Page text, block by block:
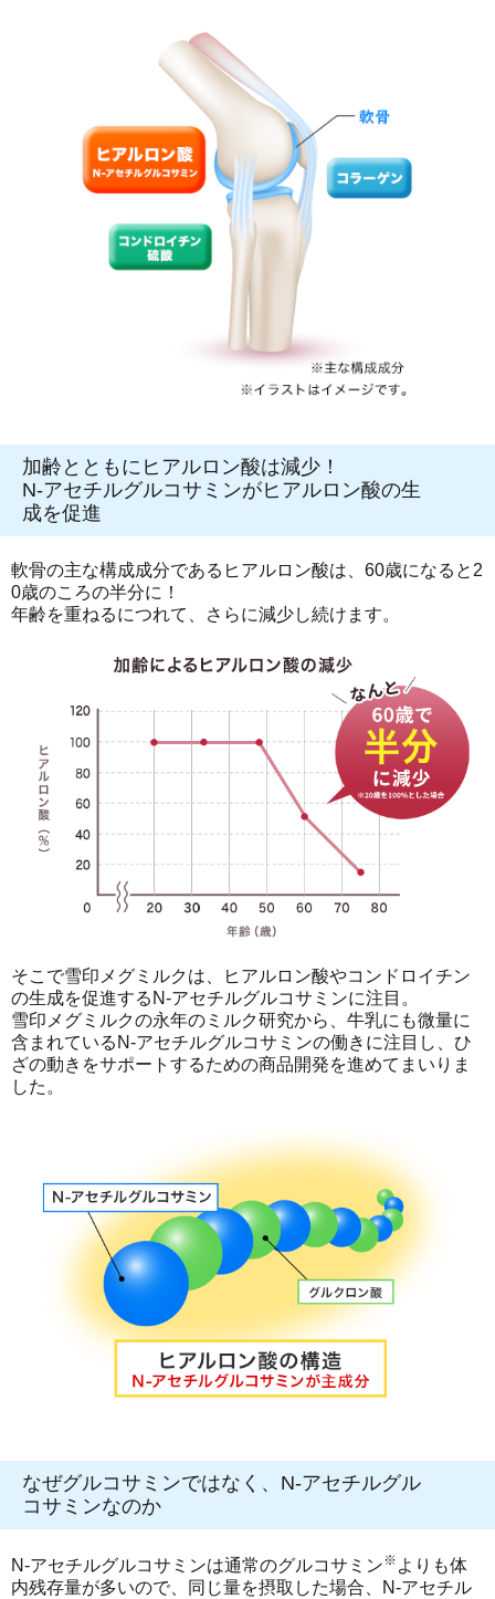
加齢とともにヒアルロン酸は減少！
N-アセチルグルコサミンがヒアルロン酸の生
成を促進
軟骨の主な構成成分であるヒアルロン酸は、60歳になると2
0歳のころの半分に！
年齢を重ねるにつれて、さらに減少し続けます。
そこで雪印メグミルクは、ヒアルロン酸やコンドロイチン
の生成を促進するN-アセチルグルコサミンに注目。
雪印メグミルクの永年のミルク研究から、牛乳にも微量に
含まれているN-アセチルグルコサミンの働きに注目し、ひ
ざの動きをサポートするための商品開発を進めてまいりま
した。
なぜグルコサミンではなく、N-アセチルグル
コサミンなのか
N-アセチルグルコサミンは通常のグルコサミン※ よりも体
内残存量が多いので、同じ量を摂取した場合、N-アセチル